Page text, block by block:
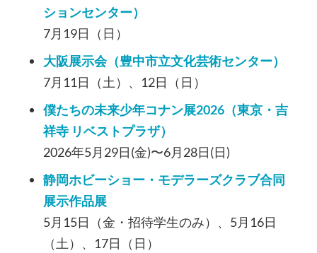
ションセンター）
7月19日（日）
大阪展示会（豊中市立文化芸術センター）
7月11日（土）、12日（日）
僕たちの未来少年コナン展2026（東京・吉
祥寺 リベストプラザ）
2026年5月29日(金)〜6月28日(日)
静岡ホビーショー・モデラーズクラブ合同
展示作品展
5月15日（金・招待学生のみ）、5月16日
（土）、17日（日）